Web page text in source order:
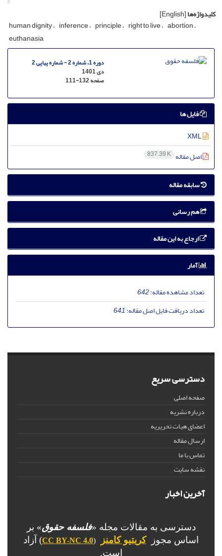
کلیدواژه‌ها[English]
human dignity inference principle right to live abortion
euthanasia
دوره 1، شماره 2 - شماره پیاپی 2
دی 1401
صفحه111-132
فایل ها
اصل مقاله 837.39 K
سابقه مقاله
هم رسانی
ارجاع به این مقاله
آمار
تعداد مشاهده مقاله:642
تعداد دریافت فایل اصل مقاله:641
دسترسی سریع
صفحه اصلی
درباره نشریه
اعضای هیات تحریریه
ارسال مقاله
تماس با ما
نقشه سایت
آخرین اخبار
دسترسی به مقالات مجله «فلسفه حقوق» بر
اساس مجوزکریتیو کامنز (
CC BY-NC 4.0) آزاد
است.